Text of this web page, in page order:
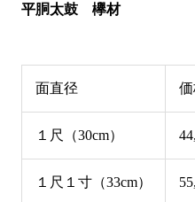
平胴太鼓 欅材
面直径
１尺（30cm）
１尺１寸（33cm）